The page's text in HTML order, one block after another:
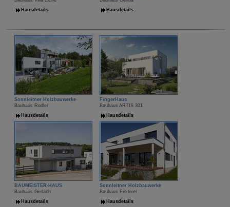
Hausdetails
Hausdetails
Sonnleitner Holzbauwerke
Bauhaus Rodler
Hausdetails
FingerHaus
Bauhaus ARTIS 301
Hausdetails
BAUMEISTER-HAUS
Bauhaus Gerlach
Hausdetails
Sonnleitner Holzbauwerke
Bauhaus Felderer
Hausdetails